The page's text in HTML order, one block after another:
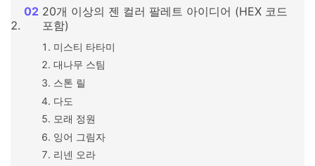
20개 이상의 젠 컬러 팔레트 아이디어 (HEX 코드
포함)
미스티 타타미
대나무 스팀
스톤 릴
다도
모래 정원
잉어 그림자
리넨 오라